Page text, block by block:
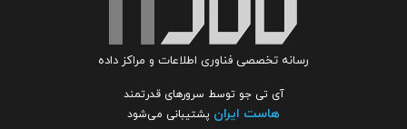
رسانه تخصصی فناوری اطلاعات و مراکز داده
آی تی جو توسط سرورهای قدرتمند
هاست ایران پشتیبانی می‌شود